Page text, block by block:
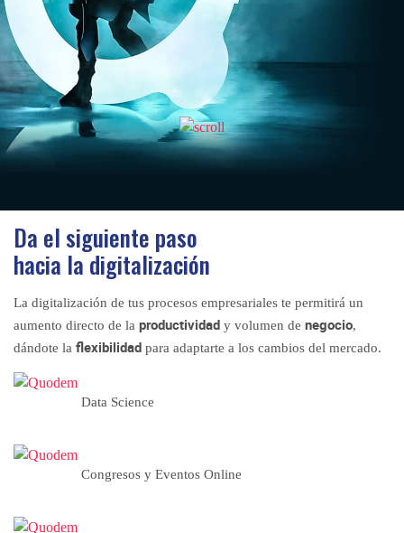
Da el siguiente paso
hacia la digitalización
La digitalización de tus procesos empresariales te permitirá un
aumento directo de la productividad y volumen de negocio,
dándote la flexibilidad para adaptarte a los cambios del mercado.
Data Science
Congresos y Eventos Online